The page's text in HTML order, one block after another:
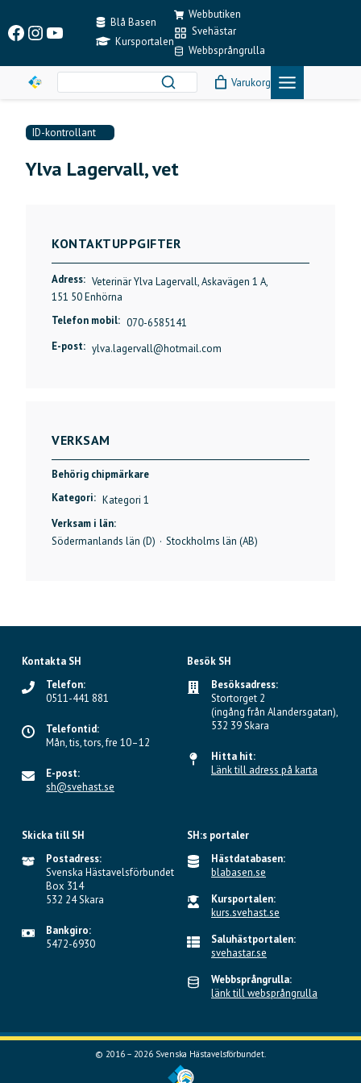
content
Facebook
Instagram
YouTubeBlå Basen
Kursportalen
Webbutiken
Svehästar
Webbsprångrulla
Varukorg
ID-kontrollant
Ylva Lagervall, vet
KONTAKTUPPGIFTER
Adress: Veterinär Ylva Lagervall, Askavägen 1 A,
151 50 Enhörna
Telefon mobil: 070-6585141
E-post: ylva.lagervall@hotmail.com
VERKSAM
Behörig chipmärkare
Kategori: Kategori 1
Verksam i län:
Södermanlands län (D) · Stockholms län (AB)
Kontakta SH
Telefon:
0511-441 881
Telefontid:
Mån, tis, tors, fre 10–12
E-post:
sh@svehast.se
Besök SH
Besöksadress:
Stortorget 2
(ingång från Alandersgatan),
532 39 Skara
Hitta hit:
Länk till adress på karta
Skicka till SH
Postadress:
Svenska Hästavelsförbundet
Box 314
532 24 Skara
Bankgiro:
5472-6930
SH:s portaler
Hästdatabasen:
blabasen.se
Kursportalen:
kurs.svehast.se
Saluhästportalen:
svehastar.se
Webbsprångrulla:
länk till websprångrulla
© 2016 – 2026 Svenska Hästavelsförbundet.